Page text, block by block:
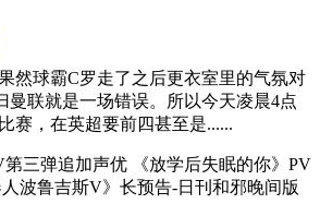
然球霸C罗走了之后更衣室里的气氛对
曼联就是一场错误。所以今天凌晨4点
赛，在英超要前四甚至是......